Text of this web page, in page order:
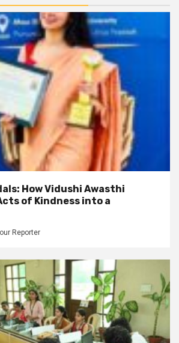
How Vidushi Awasthi
of Kindness into a
Reporter